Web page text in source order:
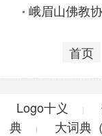
峨眉山佛教
首页
Logo十义 |
典
| 大词典